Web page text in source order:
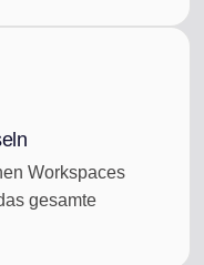
Workspaces
gesamte